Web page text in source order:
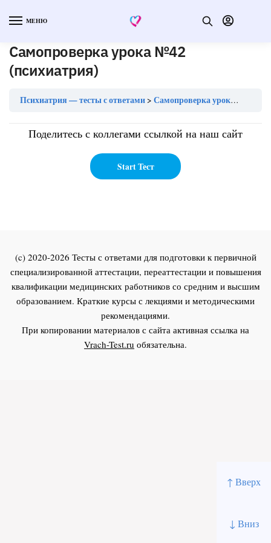
↑ Вверх
↓ Вниз
МЕНЮ
Самопроверка урока №42
(психиатрия)
Психиатрия — тесты с ответами Самопроверка урока №42 (психиатрия)
Поделитесь с коллегами ссылкой на наш сайт
(c) 2020-2026 Тесты с ответами для подготовки к первичной
специализированной аттестации, переаттестации и повышения
квалификации медицинских работников со средним и высшим
образованием. Краткие курсы с лекциями и методическими
рекомендациями.
При копировании материалов с сайта активная ссылка на
Vrach-Test.ru обязательна.